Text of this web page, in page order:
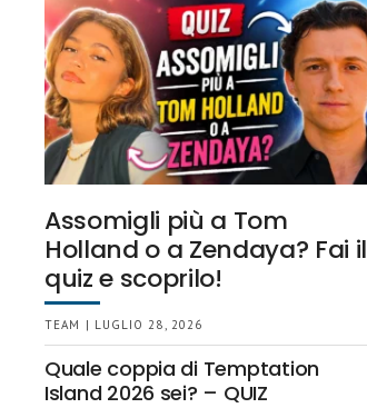
Assomigli più a Tom
Holland o a Zendaya? Fai il
quiz e scoprilo!
TEAM | LUGLIO 28, 2026
Quale coppia di Temptation
Island 2026 sei? – QUIZ